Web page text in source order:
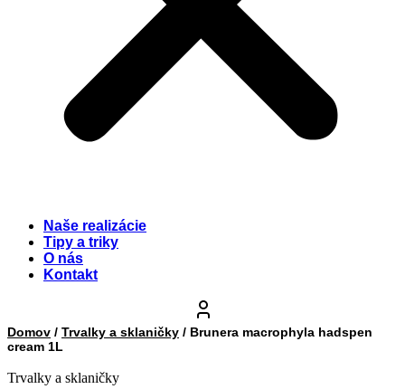
Naše realizácie
Tipy a triky
O nás
Kontakt
Domov / Trvalky a sklaničky / Brunera macrophyla hadspen
cream 1L
Trvalky a sklaničky